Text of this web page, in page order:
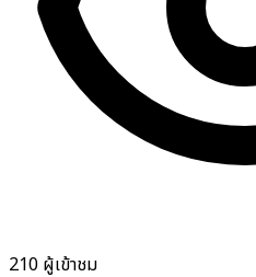
210 ผู้เข้าชม